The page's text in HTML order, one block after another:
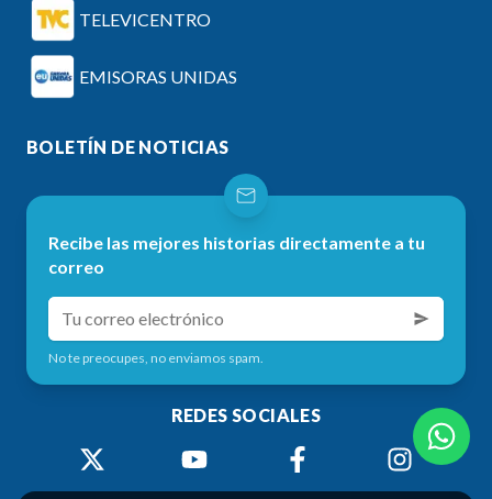
TELEVICENTRO
EMISORAS UNIDAS
BOLETÍN DE NOTICIAS
Recibe las mejores historias directamente a tu
correo
No te preocupes, no enviamos spam.
REDES SOCIALES